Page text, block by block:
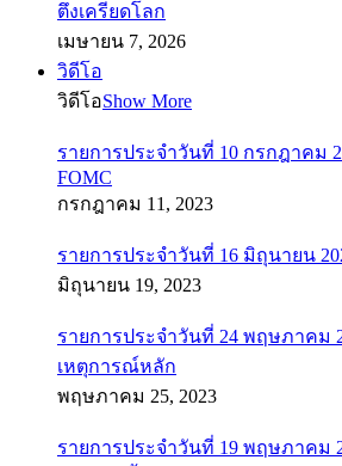
ตึงเครียดโลก
เมษายน 7, 2026
วิดีโอ
วิดีโอShow More
รายการประจำวันที่ 10 กรกฎาคม
FOMC
กรกฎาคม 11, 2023
รายการประจำวันที่ 16 มิถุนายน
มิถุนายน 19, 2023
รายการประจำวันที่ 24 พฤษภาคม
เหตุการณ์หลัก
พฤษภาคม 25, 2023
รายการประจำวันที่ 19 พฤษภาคม